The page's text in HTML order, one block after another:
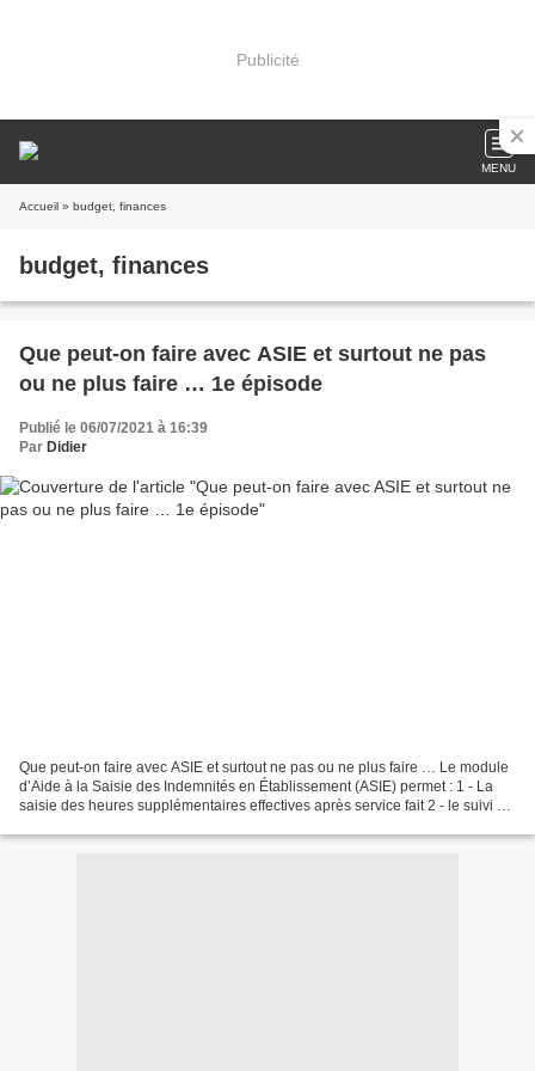
Publicité
MENU
Accueil » budget, finances
budget, finances
Que peut-on faire avec ASIE et surtout ne pas
ou ne plus faire … 1e épisode
Publié le 06/07/2021 à 16:39
Par Didier
Que peut-on faire avec ASIE et surtout ne pas ou ne plus faire … Le module
d’Aide à la Saisie des Indemnités en Établissement (ASIE) permet : 1 - La
saisie des heures supplémentaires effectives après service fait 2 - le suivi de